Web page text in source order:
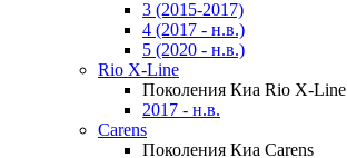
3 (2015-2017)
4 (2017 - н.в.)
5 (2020 - н.в.)
Rio X-Line
Поколения Киа Rio X-Line
2017 - н.в.
Carens
Поколения Киа Carens